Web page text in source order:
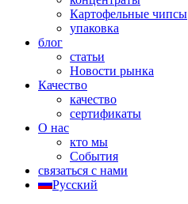
Картофельные чипсы
упаковка
блог
статьи
Новости рынка
Качество
качество
сертификаты
О нас
кто мы
События
связаться с нами
Русский